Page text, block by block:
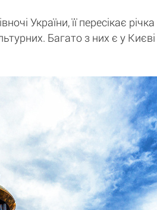
України, її пересікає
Багато з них є у